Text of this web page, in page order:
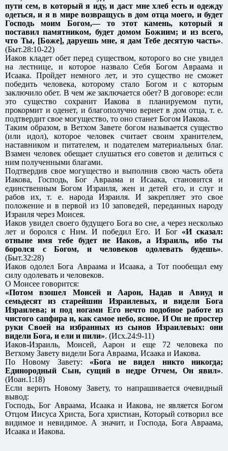
пути сем, в который я иду, и даст мне хлеб есть и одежду
одеться, и я в мире возвращусь в дом отца моего, и будет
Господь моим Богом,— то этот камень, который я
поставил памятником, будет домом Божиим; и из всего,
что Ты, [Боже], даруешь мне, я дам Тебе десятую часть».
(Быт.28:10-22)
Иаков кладет обет перед существом, которого во сне увидел
на лестнице, и которое назвало Себя Богом Авраама и
Исаака. Пройдет немного лет, и это существо не сможет
победить человека, которому стало Богом и с которым
заключило обет. В чем же заключается обет? В договоре: если
это существо сохранит Иакова в планируемом пути,
прокормит и оденет, и благополучно вернет в дом отца, т. е.
подтвердит свое могущество, то оно станет Богом Иакова.
Таким образом, в Ветхом Завете богом называется существо
(или идол), которое человек считает своим хранителем,
наставником и питателем, и подателем материальных благ.
Взамен человек обещает слушаться его советов и делиться с
ним полученными благами.
Подтвердив свое могущество и выполнив свою часть обета
Иакова, Господь, Бог Авраама и Исаака, становится и
единственным Богом Израиля, жен и детей его, и слуг и
рабов их, т. е. народа Израиля. И закрепляет это свое
положение и в первой из 10 заповедей, переданных народу
Израиля через Моисея.
Иаков увидел своего будущего Бога во сне, а через несколько
лет и боролся с Ним. И победил Его. И Бог «И сказал:
отныне имя тебе будет не Иаков, а Израиль, ибо ты
боролся с Богом, и человеков одолевать будешь».
(Быт.32:28)
Иаков одолел Бога Авраама и Исаака, а Тот пообещал ему
силу одолевать и человеков.
О Моисее говорится:
«Потом взошел Моисей и Аарон, Надав и Авиуд и
семьдесят из старейшин Израилевых, и видели Бога
Израилева; и под ногами Его нечто подобное работе из
чистого сапфира и, как самое небо, ясное. И Он не простер
руки Своей на избранных из сынов Израилевых: они
видели Бога, и ели и пили». (Исх.24:9-11)
Иаков-Израиль, Моисей, Аарон и еще 72 человека по
Ветхому Завету видели Бога Авраама, Исаака и Иакова.
По Новому Завету: «Бога не видел никто никогда;
Единородный Сын, сущий в недре Отчем, Он явил».
(Иоан.1:18)
Если верить Новому Завету, то напрашивается очевидный
вывод:
Господь, Бог Авраама, Исаака и Иакова, не является Богом
Отцом Иисуса Христа, Бога христиан, Который сотворил все
видимое и невидимое. А значит, и Господа, Бога Авраама,
Исаака и Иакова.